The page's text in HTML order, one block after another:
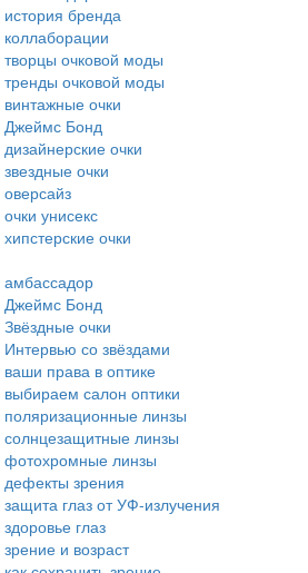
история бренда
коллаборации
творцы очковой моды
тренды очковой моды
винтажные очки
Джеймс Бонд
дизайнерские очки
звездные очки
оверсайз
очки унисекс
хипстерские очки
амбассадор
Джеймс Бонд
Звёздные очки
Интервью со звёздами
ваши права в оптике
выбираем салон оптики
поляризационные линзы
солнцезащитные линзы
фотохромные линзы
дефекты зрения
защита глаз от УФ-излучения
здоровье глаз
зрение и возраст